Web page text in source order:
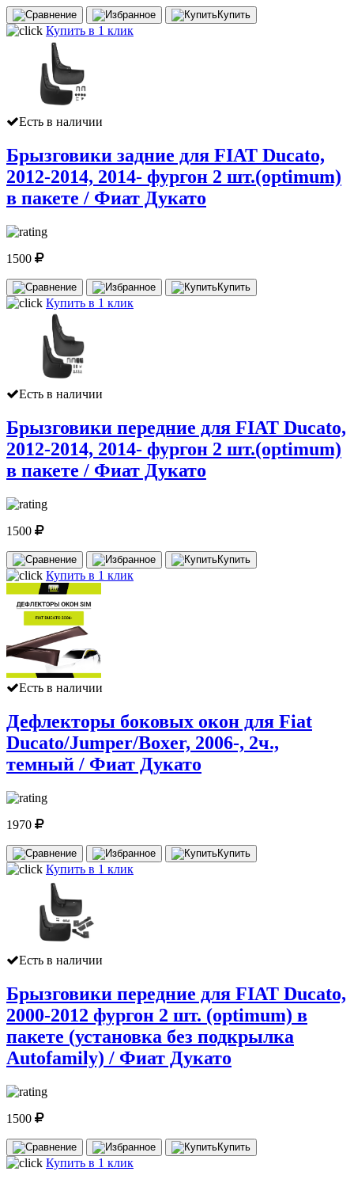
Купить
Купить в 1 клик
Есть в наличии
Брызговики задние для FIAT Ducato,
2012-2014, 2014- фургон 2 шт.(optimum)
в пакете / Фиат Дукато
1500
Купить
Купить в 1 клик
Есть в наличии
Брызговики передние для FIAT Ducato,
2012-2014, 2014- фургон 2 шт.(optimum)
в пакете / Фиат Дукато
1500
Купить
Купить в 1 клик
Есть в наличии
Дефлекторы боковых окон для Fiat
Ducato/Jumper/Boxer, 2006-, 2ч.,
темный / Фиат Дукато
1970
Купить
Купить в 1 клик
Есть в наличии
Брызговики передние для FIAT Ducato,
2000-2012 фургон 2 шт. (optimum) в
пакете (установка без подкрылка
Autofamily) / Фиат Дукато
1500
Купить
Купить в 1 клик